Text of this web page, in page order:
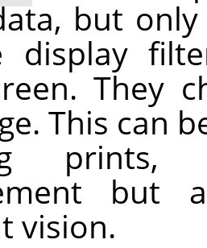
but
display
They
This can
prints,
but
vision.